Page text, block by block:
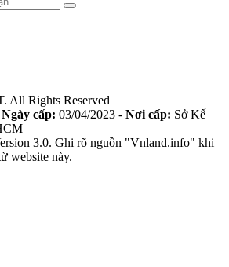
All Rights Reserved
Ngày cấp: 03/04/2023 - Nơi cấp: Sở Kế
3.0. Ghi rõ nguồn "Vnland.info" khi
website này.